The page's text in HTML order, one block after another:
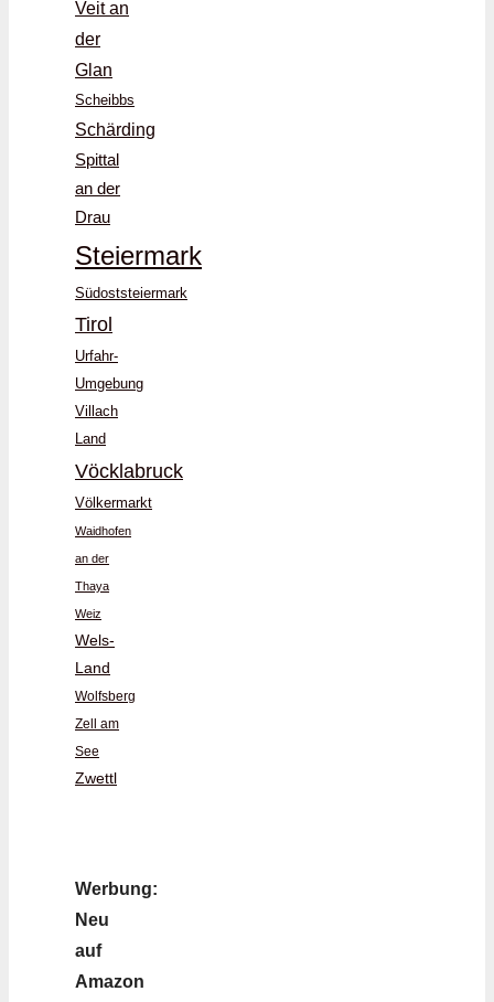
Veit an
der
Glan
Scheibbs
Schärding
Spittal
an der
Drau
Steiermark
Südoststeiermark
Tirol
Urfahr-
Umgebung
Villach
Land
Vöcklabruck
Völkermarkt
Waidhofen
an der
Thaya
Weiz
Wels-
Land
Wolfsberg
Zell am
See
Zwettl
Werbung:
Neu
auf
Amazon